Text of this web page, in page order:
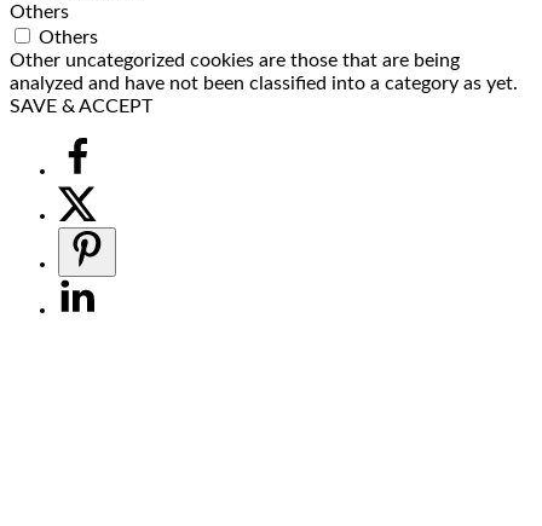
Others
Others
Other uncategorized cookies are those that are being
analyzed and have not been classified into a category as yet.
SAVE & ACCEPT